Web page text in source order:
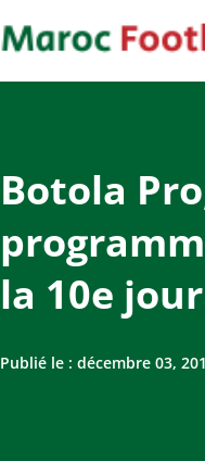
Botola
la 10e
Publié le : décembre 03,